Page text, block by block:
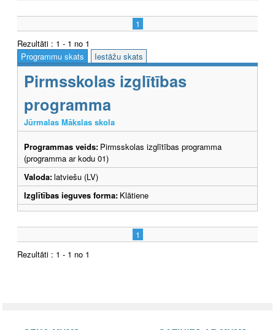
1
Rezultāti : 1 - 1 no 1
Programmu skats
Iestāžu skats
Pirmsskolas izglītības
programma
Jūrmalas Mākslas skola
Programmas veids: Pirmsskolas izglītības programma
(programma ar kodu 01)
Valoda:latviešu (LV)
Izglītības ieguves forma: Klātiene
1
Rezultāti : 1 - 1 no 1